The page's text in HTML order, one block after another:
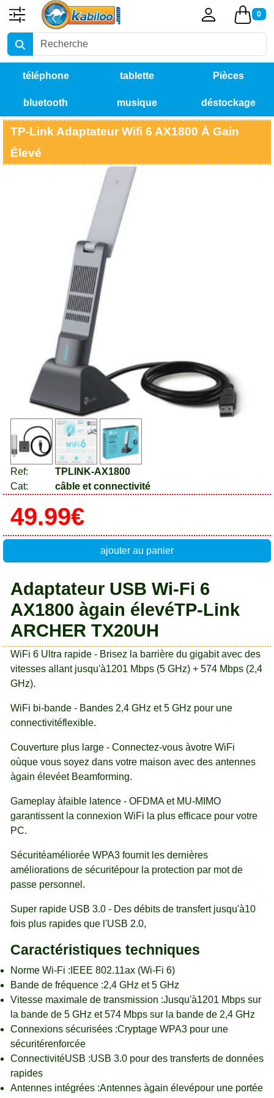
0
téléphone tablette Pièces
détachées
bluetooth musique déstockage
TP-Link Adaptateur Wifi 6 AX1800 À Gain
Élevé
Ref:
TPLINK-AX1800
Cat:
câble et connectivité
49.99€
ajouter au panier
Adaptateur USB Wi-Fi 6
AX1800 àgain élevéTP-Link
ARCHER TX20UH
WiFi 6 Ultra rapide - Brisez la barrière du gigabit avec des
vitesses allant jusqu'à1201 Mbps (5 GHz) + 574 Mbps (2,4
GHz).
WiFi bi-bande - Bandes 2,4 GHz et 5 GHz pour une
connectivitéflexible.
Couverture plus large - Connectez-vous àvotre WiFi
oùque vous soyez dans votre maison avec des antennes
àgain élevéet Beamforming.
Gameplay àfaible latence - OFDMA et MU-MIMO
garantissent la connexion WiFi la plus efficace pour votre
PC.
Sécuritéaméliorée WPA3 fournit les dernières
améliorations de sécuritépour la protection par mot de
passe personnel.
Super rapide ​​USB 3.0 - Des débits de transfert jusqu'à10
fois plus rapides que l'USB 2.0,
Caractéristiques techniques
Norme Wi-Fi :IEEE 802.11ax (Wi-Fi 6)
Bande de fréquence :2,4 GHz et 5 GHz
Vitesse maximale de transmission :Jusqu'à1201 Mbps sur
la bande de 5 GHz et 574 Mbps sur la bande de 2,4 GHz
Connexions sécurisées :Cryptage WPA3 pour une
sécuritérenforcée
ConnectivitéUSB :USB 3.0 pour des transferts de données
rapides
Antennes intégrées :Antennes àgain élevépour une portée